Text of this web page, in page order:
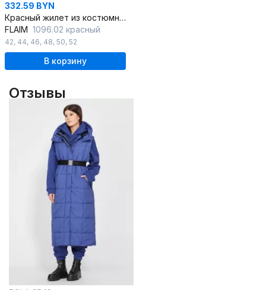
332.59 BYN
Красный жилет из костюмной ткани с двубортной застежкой
FLAIM 1096.02 красный
42, 44, 46, 48, 50, 52
В корзину
Отзывы